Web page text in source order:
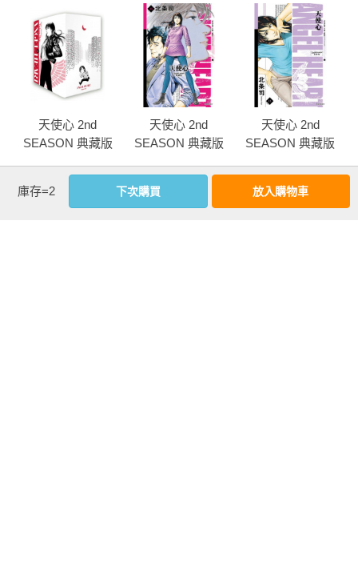
天使心 2nd
SEASON 典藏版
完
天使心 2nd
SEASON 典藏版
天使心 2nd
SEASON 典藏版
more
庫存=2 下次購買 放入購物車